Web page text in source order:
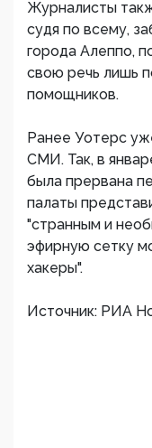
Журналисты
судя по всему,
города Алеппо,
свою речь лишь
помощников.
Ранее Уотерс
СМИ. Так, в
была прервана
палаты
"странным и
эфирную сетку
хакеры".
Источник: РИА